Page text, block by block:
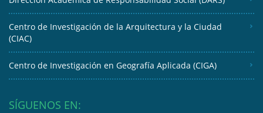
Centro de Investigación de la Arquitectura y la Ciudad
(CIAC)
Centro de Investigación en Geografía Aplicada (CIGA)
SÍGUENOS EN: